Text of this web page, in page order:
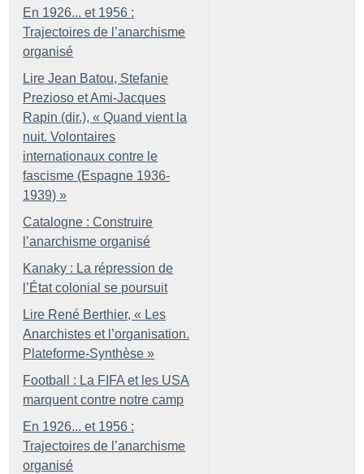
En 1926... et 1956 :
Trajectoires de l’anarchisme
organisé
Lire Jean Batou, Stefanie
Prezioso et Ami-Jacques
Rapin (dir.), « Quand vient la
nuit. Volontaires
internationaux contre le
fascisme (Espagne 1936-
1939) »
Catalogne : Construire
l’anarchisme organisé
Kanaky : La répression de
l’État colonial se poursuit
Lire René Berthier, « Les
Anarchistes et l’organisation.
Plateforme-Synthèse »
Football : La FIFA et les USA
marquent contre notre camp
En 1926... et 1956 :
Trajectoires de l’anarchisme
organisé